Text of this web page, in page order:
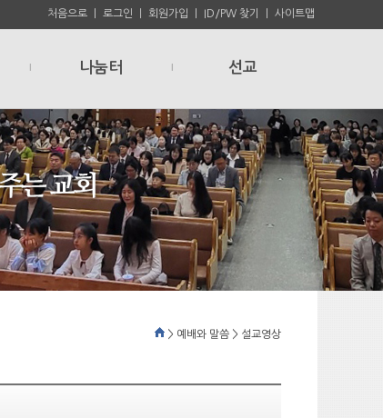
처음으로 로그인 회원가입 ID/PW 찾기 사이트맵
나눔터 선교
> 예배와 말씀 > 설교영상